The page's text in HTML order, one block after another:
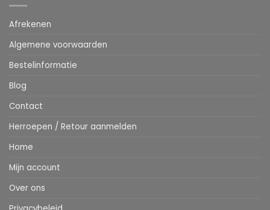
Afrekenen
Algemene voorwaarden
Bestelinformatie
Blog
Contact
Herroepen / Retour aanmelden
Home
Mijn account
Over ons